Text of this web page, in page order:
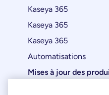
Kaseya 365
Kaseya 365
Kaseya 365
Automatisations
Mises à jour des